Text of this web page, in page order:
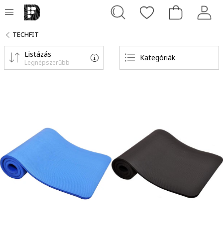
TECHFIT
Kategóriák
Listázás
Legnépszerűbb